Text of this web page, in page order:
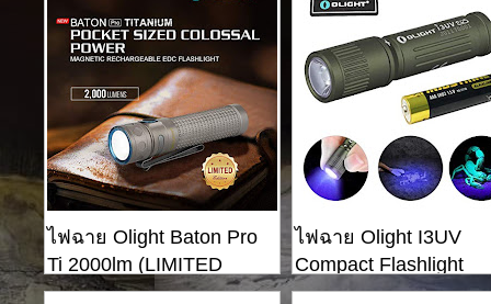
ไฟฉาย Olight Baton Pro
Ti 2000lm (LIMITED
EDITION)
ไฟฉาย Olight I3UV
Compact Flashlight